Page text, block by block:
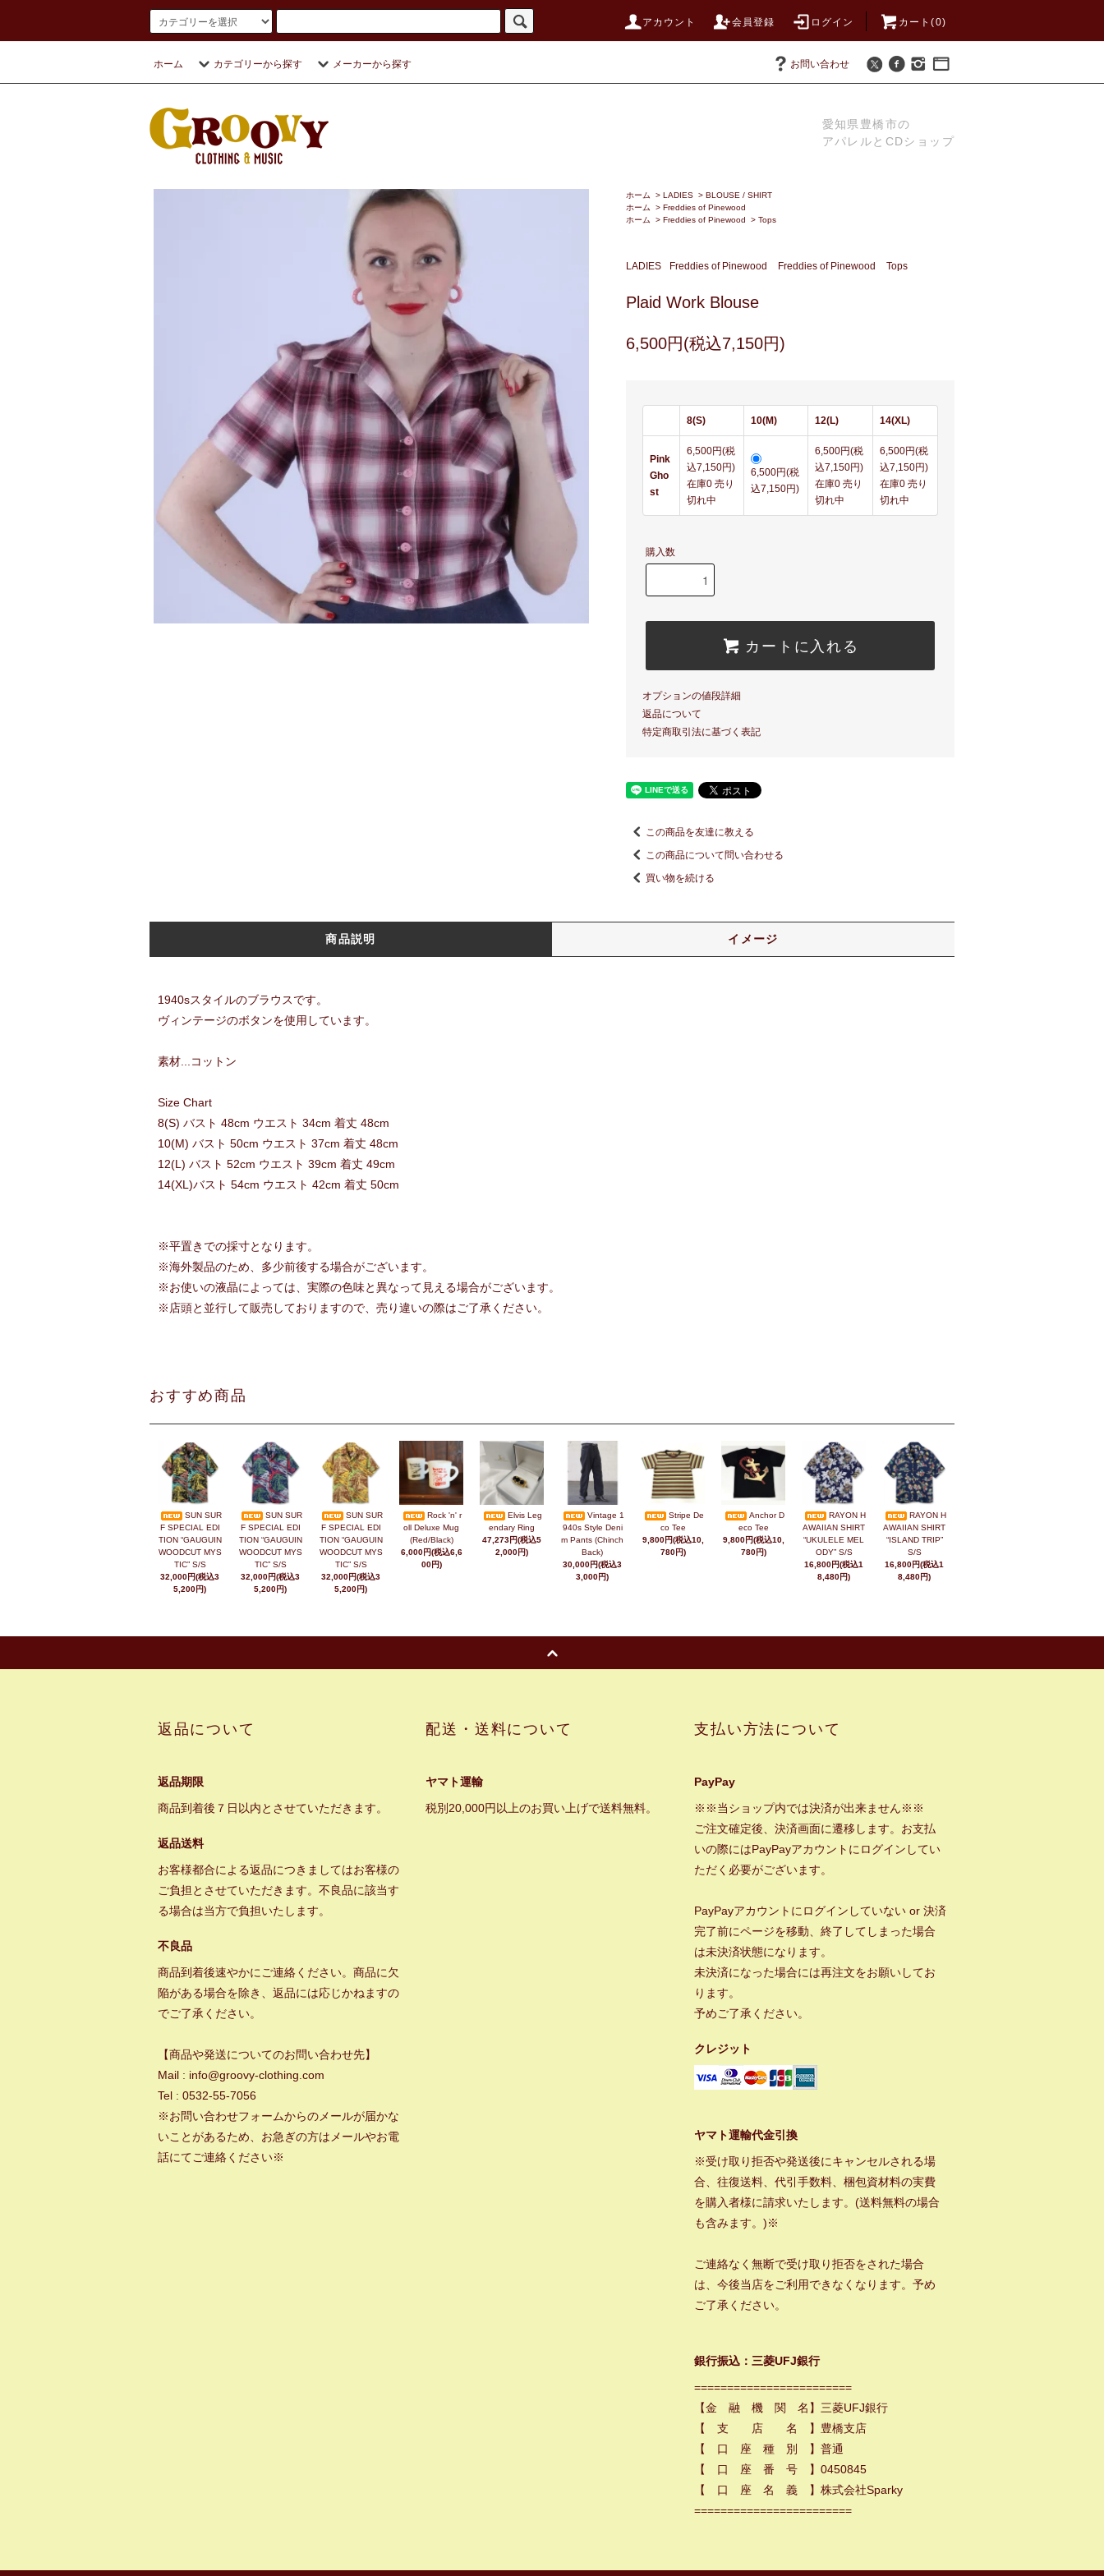
アカウント 会員登録 ログイン カート(0)
ホーム カテゴリーから探す メーカーから探す お問い合わせ
愛知県豊橋市の
アパレルとCDショップ
ホーム > LADIES > BLOUSE / SHIRT
ホーム
> Freddies of Pinewood
ホーム
> Freddies of Pinewood > Tops
LADIES Freddies of Pinewood Freddies of Pinewood Tops
Plaid Work Blouse
6,500円(税込7,150円)
8(S) 10(M) 12(L) 14(XL)
Pink
Gho
st
6,500円(税
込7,150円)
在庫0 売り
切れ中
6,500円(税
込7,150円)
6,500円(税
込7,150円)
在庫0 売り
切れ中
6,500円(税
込7,150円)
在庫0 売り
切れ中
購入数
カートに入れる
オプションの値段詳細
返品について
特定商取引法に基づく表記
この商品を友達に教える
この商品について問い合わせる
買い物を続ける
商品説明 イメージ
1940sスタイルのブラウスです。
ヴィンテージのボタンを使用しています。
素材...コットン
Size Chart
8(S) バスト 48cm ウエスト 34cm 着丈 48cm
10(M) バスト 50cm ウエスト 37cm 着丈 48cm
12(L) バスト 52cm ウエスト 39cm 着丈 49cm
14(XL)バスト 54cm ウエスト 42cm 着丈 50cm
※平置きでの採寸となります。
※海外製品のため、多少前後する場合がございます。
※お使いの液晶によっては、実際の色味と異なって見える場合がございます。
※店頭と並行して販売しておりますので、売り違いの際はご了承ください。
おすすめ商品
SUN SUR
F SPECIAL EDI
TION “GAUGUIN
WOODCUT MYS
TIC” S/S
32,000円(税込3
5,200円)
SUN SUR
F SPECIAL EDI
TION “GAUGUIN
WOODCUT MYS
TIC” S/S
32,000円(税込3
5,200円)
SUN SUR
F SPECIAL EDI
TION “GAUGUIN
WOODCUT MYS
TIC” S/S
32,000円(税込3
5,200円)
Rock 'n' r
oll Deluxe Mug
(Red/Black)
6,000円(税込6,6
00円)
Elvis Leg
endary Ring
47,273円(税込5
2,000円)
Vintage 1
940s Style Deni
m Pants (Chinch
Back)
30,000円(税込3
3,000円)
Stripe De
co Tee
9,800円(税込10,
780円)
Anchor D
eco Tee
9,800円(税込10,
780円)
RAYON H
AWAIIAN SHIRT
“UKULELE MEL
ODY” S/S
16,800円(税込1
8,480円)
RAYON H
AWAIIAN SHIRT
“ISLAND TRIP”
S/S
16,800円(税込1
8,480円)
返品について
返品期限
商品到着後７日以内とさせていただきます。
返品送料
お客様都合による返品につきましてはお客様の
ご負担とさせていただきます。不良品に該当す
る場合は当方で負担いたします。
不良品
商品到着後速やかにご連絡ください。商品に欠
陥がある場合を除き、返品には応じかねますの
でご了承ください。
【商品や発送についてのお問い合わせ先】
Mail : info@groovy-clothing.com
Tel : 0532-55-7056
※お問い合わせフォームからのメールが届かな
いことがあるため、お急ぎの方はメールやお電
話にてご連絡ください※
配送・送料について
ヤマト運輸
税別20,000円以上のお買い上げで送料無料。
支払い方法について
PayPay
※※当ショップ内では決済が出来ません※※
ご注文確定後、決済画面に遷移します。お支払
いの際にはPayPayアカウントにログインしてい
ただく必要がございます。
PayPayアカウントにログインしていない or 決済
完了前にページを移動、終了してしまった場合
は未決済状態になります。
未決済になった場合には再注文をお願いしてお
ります。
予めご了承ください。
クレジット
ヤマト運輸代金引換
※受け取り拒否や発送後にキャンセルされる場
合、往復送料、代引手数料、梱包資材料の実費
を購入者様に請求いたします。(送料無料の場合
も含みます。)※
ご連絡なく無断で受け取り拒否をされた場合
は、今後当店をご利用できなくなります。予め
ご了承ください。
銀行振込：三菱UFJ銀行
========================
【金 融 機 関 名】三菱UFJ銀行
【 支 店 名 】豊橋支店
【 口 座 種 別 】普通
【 口 座 番 号 】0450845
【 口 座 名 義 】株式会社Sparky
========================